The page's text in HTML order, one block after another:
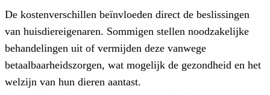
De kostenverschillen beïnvloeden direct de beslissingen
van huisdiereigenaren. Sommigen stellen noodzakelijke
behandelingen uit of vermijden deze vanwege
betaalbaarheidszorgen, wat mogelijk de gezondheid en het
welzijn van hun dieren aantast.